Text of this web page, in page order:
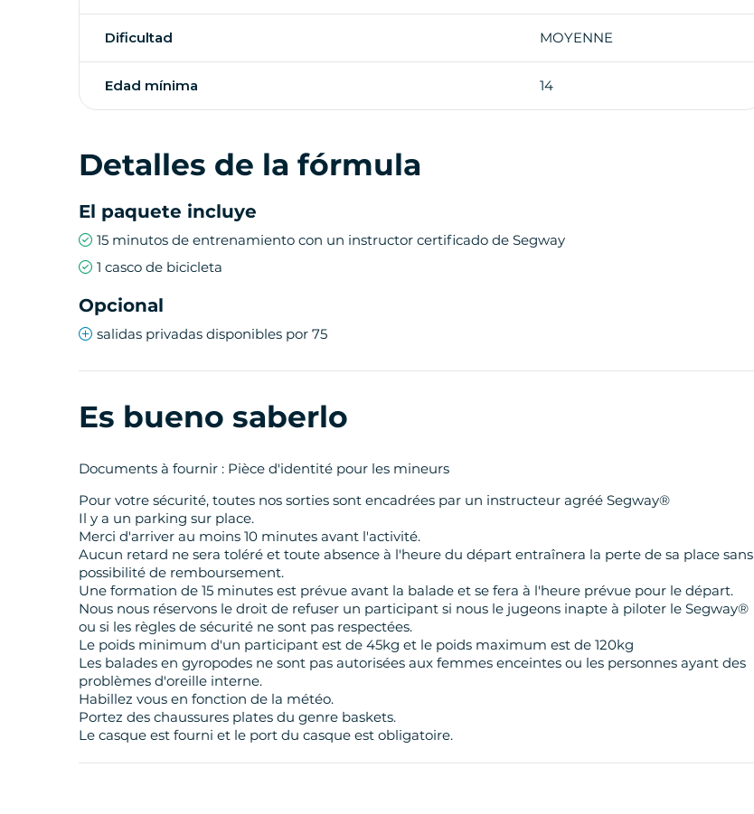
Dificultad MOYENNE
Edad mínima 14
Detalles de la fórmula
El paquete incluye
15 minutos de entrenamiento con un instructor certificado de Segway
1 casco de bicicleta
Opcional
salidas privadas disponibles por 75
Es bueno saberlo
Documents à fournir : Pièce d'identité pour les mineurs
Pour votre sécurité, toutes nos sorties sont encadrées par un instructeur agréé Segway®
Il y a un parking sur place.
Merci d'arriver au moins 10 minutes avant l'activité.
Aucun retard ne sera toléré et toute absence à l'heure du départ entraînera la perte de sa place sans
possibilité de remboursement.
Une formation de 15 minutes est prévue avant la balade et se fera à l'heure prévue pour le départ.
Nous nous réservons le droit de refuser un participant si nous le jugeons inapte à piloter le Segway®
ou si les règles de sécurité ne sont pas respectées.
Le poids minimum d'un participant est de 45kg et le poids maximum est de 120kg
Les balades en gyropodes ne sont pas autorisées aux femmes enceintes ou les personnes ayant des
problèmes d'oreille interne.
Habillez vous en fonction de la météo.
Portez des chaussures plates du genre baskets.
Le casque est fourni et le port du casque est obligatoire.